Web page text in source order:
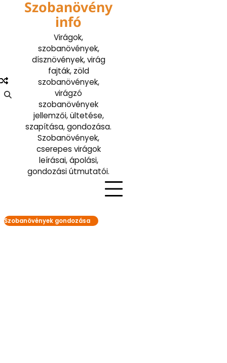
Szobanövény
infó
Virágok,
szobanövények,
dísznövények, virág
fajták, zöld
szobanövények,
virágzó
szobanövények
jellemzői, ültetése,
szapítása, gondozása.
Szobanövények,
cserepes virágok
leírásai, ápolási,
gondozási útmutatói.
Szobanövények gondozása